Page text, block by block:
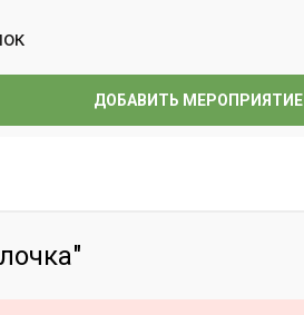
ДОБАВИТЬ МЕРОПРИЯТИЕ